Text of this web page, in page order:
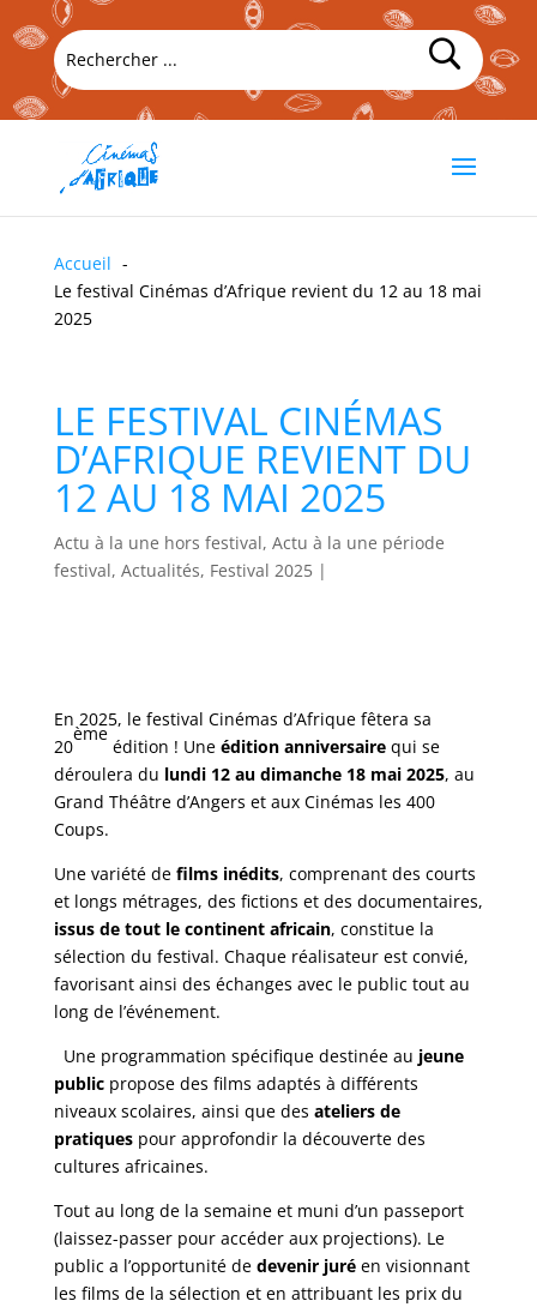
Accueil
Le festival Cinémas d’Afrique revient du 12 au 18 mai
2025
LE FESTIVAL CINÉMAS
D’AFRIQUE REVIENT DU
12 AU 18 MAI 2025
Actu à la une hors festival, Actu à la une période
festival, Actualités, Festival 2025|
En 2025, le festival Cinémas d’Afrique fêtera sa
20
ème
édition ! Une édition anniversairequi se
déroulera du lundi 12 au dimanche 18 mai 2025, au
Grand Théâtre d’Angers et aux Cinémas les 400
Coups.
Une variété de films inédits, comprenant des courts
et longs métrages, des fictions et des documentaires,
issus de tout le continent africain, constitue la
sélection du festival. Chaque réalisateur est convié,
favorisant ainsi des échanges avec le public tout au
long de l’événement.
️ Une programmation spécifique destinée au jeune
publicpropose des films adaptés à différents
niveaux scolaires, ainsi que des ateliers de
pratiquespour approfondir la découverte des
cultures africaines.
Tout au long de la semaine et muni d’un passeport
(laissez-passer pour accéder aux projections). Le
public a l’opportunité de devenir juréen visionnant
les films de la sélection et en attribuant les prix du